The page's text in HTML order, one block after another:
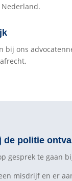
bij ons
de politie
gesprek te gaan
misdrijf en er